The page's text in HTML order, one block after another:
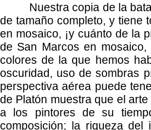
Nuestra copia de la
de tamaño completo, y tiene
en mosaico, ¡y cuánto de la
de San Marcos en
colores de la que hemos
oscuridad, uso de sombras
perspectiva aérea puede
de Platón muestra que el
a los pintores de su
composición; la riqueza